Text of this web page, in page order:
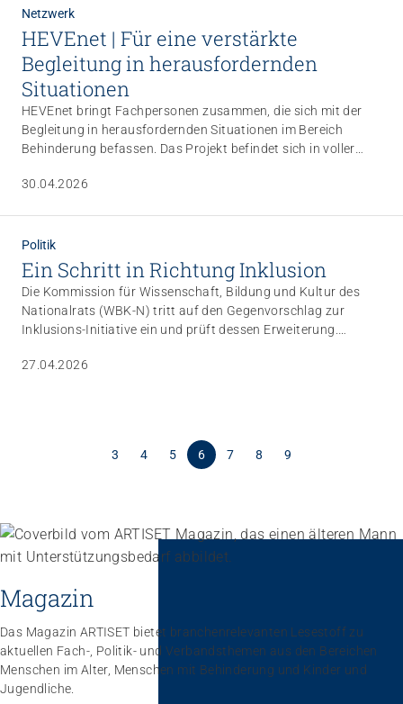
Netzwerk
HEVEnet | Für eine verstärkte
Begleitung in herausfordernden
Situationen
HEVEnet bringt Fachpersonen zusammen, die sich mit der
Begleitung in herausfordernden Situationen im Bereich
Behinderung befassen. Das Projekt befindet sich in voller
um bewährte Praktiken zu fördern und den
30.04.2026
Politik
Ein Schritt in Richtung Inklusion
Die Kommission für Wissenschaft, Bildung und Kultur des
Nationalrats (WBK-N) tritt auf den Gegenvorschlag zur
Inklusions-Initiative ein und prüft dessen Erweiterung.
Dynamik zu nutzen und eine weitsichtige Inklusionspolitik in
27.04.2026
3 4 5 6 7 8 9
Magazin
Das Magazin ARTISET bietet branchenrelevanten Lesestoff zu
aktuellen Fach-, Politik- und Verbandsthemen aus den Bereichen
Menschen im Alter, Menschen mit Behinderung und Kinder und
Jugendliche.